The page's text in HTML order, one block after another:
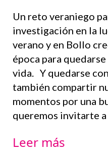
Un reto veraniego
investigación en la
verano y en Bollo
época para
vida. Y quedarse
también compartir
momentos por una
queremos invitarte
Leer más